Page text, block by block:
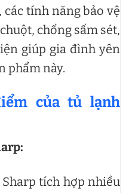
tính năng bảo vệ
chống sấm sét,
giúp gia đình yên
phẩm này.
của tủ lạnh
Sharp tích hợp nhiều